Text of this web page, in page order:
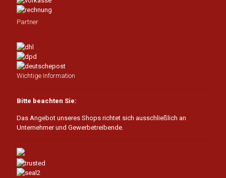
Partner
Wichtige Information
Bitte beachten Sie:
Das Angebot unseres Shops richtet sich ausschließlich an
Unternehmer und Gewerbetreibende.